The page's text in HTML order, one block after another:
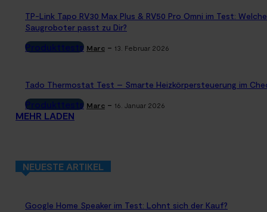
TP-Link Tapo RV30 Max Plus & RV50 Pro Omni im Test:
Saugroboter passt zu Dir?
Produkttests Marc - 13. Februar 2026
Tado Thermostat Test – Smarte Heizkörpersteuerung im
Produkttests Marc - 16. Januar 2026
MEHR LADEN
NEUESTE ARTIKEL
Google Home Speaker im Test: Lohnt sich der Kauf?